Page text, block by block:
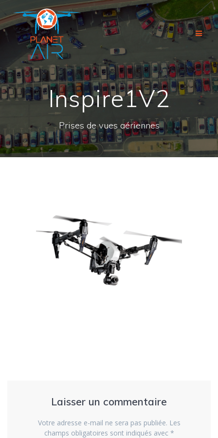
Passer
au
contenu
Inspire1V2
Prises de vues aériennes
Laisser un commentaire
Votre adresse e-mail ne sera pas publiée. Les
champs obligatoires sont indiqués avec *